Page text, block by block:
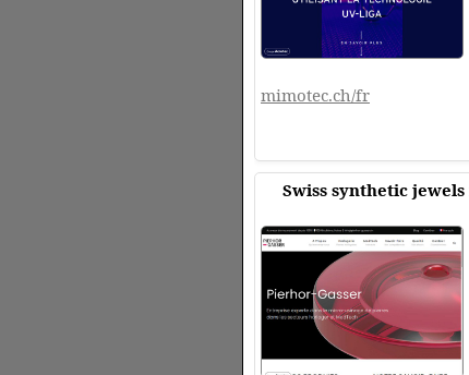
mimotec.ch/fr
Swiss synthetic